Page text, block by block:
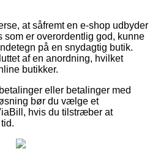
at såfremt en e-shop udbyder
som er overordentlig god, kunne
på en snydagtig butik.
af en anordning, hvilket
butikker.
eller betalinger med
bør du vælge et
hvis du tilstræber at